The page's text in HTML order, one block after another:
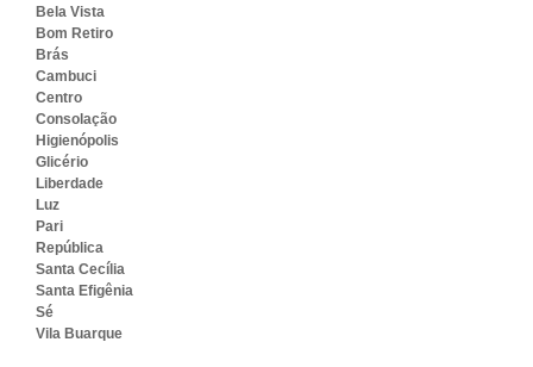
Bela Vista
Bom Retiro
Brás
Cambuci
Centro
Consolação
Higienópolis
Glicério
Liberdade
Luz
Pari
República
Santa Cecília
Santa Efigênia
Sé
Vila Buarque